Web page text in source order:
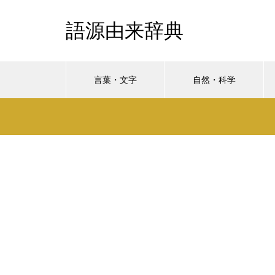
語源由来辞典
言葉・文字 自然・科学